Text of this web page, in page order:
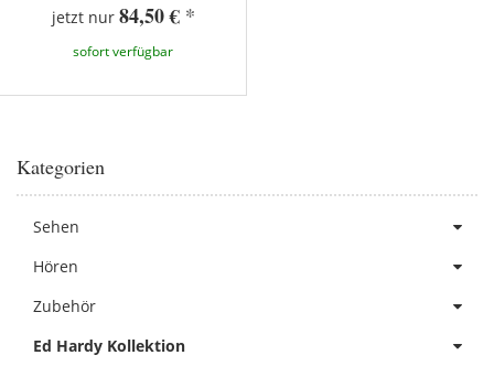
jetzt nur 84,50 € *
sofort verfügbar
Kategorien
Sehen
Hören
Zubehör
Ed Hardy Kollektion